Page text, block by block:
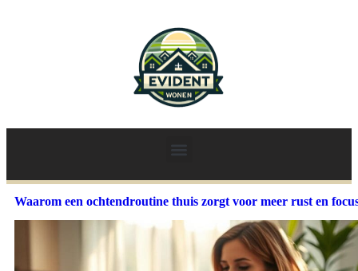
Waarom een ochtendroutine thuis zorgt voor meer rust en